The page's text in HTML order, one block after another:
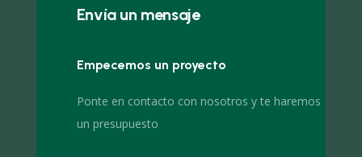
Envía un mensaje
Empecemos un proyecto
Ponte en contacto con nosotros y te haremos
un presupuesto